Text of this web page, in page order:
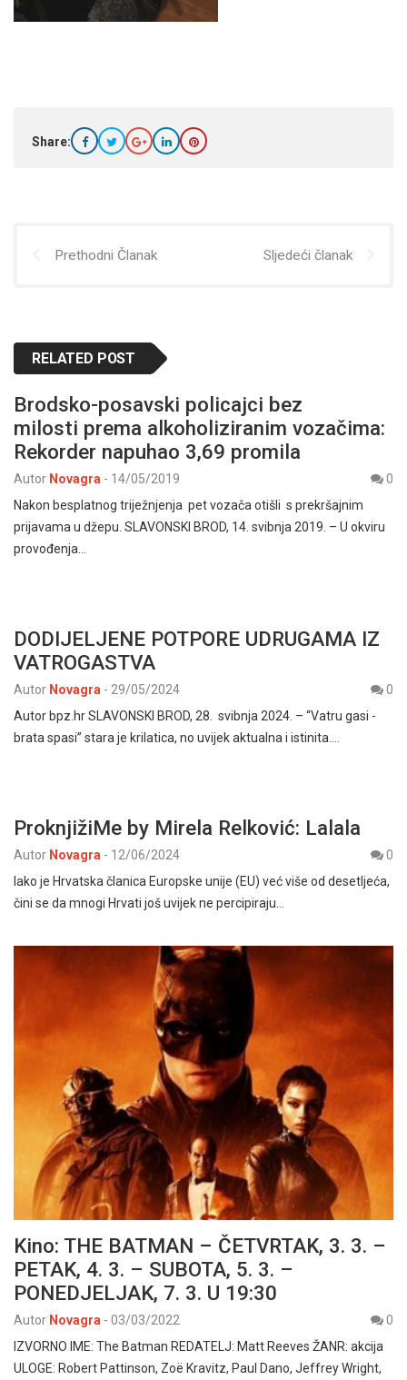
Share:
Prethodni Članak Sljedeći članak
RELATED POST
Brodsko-posavski policajci bez
milosti prema alkoholiziranim vozačima:
Rekorder napuhao 3,69 promila
Autor Novagra - 14/05/2019
0
Nakon besplatnog triježnjenja pet vozača otišli s prekršajnim
prijavama u džepu. SLAVONSKI BROD, 14. svibnja 2019. – U okviru
provođenja…
DODIJELJENE POTPORE UDRUGAMA IZ
VATROGASTVA
Autor Novagra - 29/05/2024
0
Autor bpz.hr SLAVONSKI BROD, 28. svibnja 2024. – “Vatru gasi -
brata spasi” stara je krilatica, no uvijek aktualna i istinita.…
ProknjižiMe by Mirela Relković: Lalala
Autor Novagra - 12/06/2024
0
Iako je Hrvatska članica Europske unije (EU) već više od desetljeća,
čini se da mnogi Hrvati još uvijek ne percipiraju…
Kino: THE BATMAN – ČETVRTAK, 3. 3. –
PETAK, 4. 3. – SUBOTA, 5. 3. –
PONEDJELJAK, 7. 3. U 19:30
Autor Novagra - 03/03/2022
0
IZVORNO IME: The Batman REDATELJ: Matt Reeves ŽANR: akcija
ULOGE: Robert Pattinson, Zoë Kravitz, Paul Dano, Jeffrey Wright,